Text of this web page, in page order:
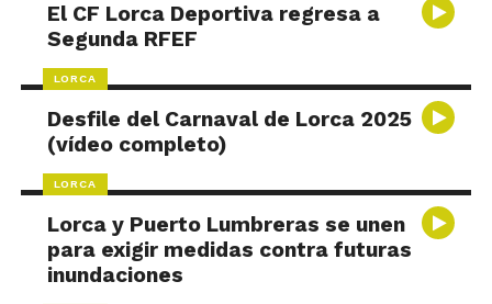
El CF Lorca Deportiva regresa a
Segunda RFEF
LORCA
Desfile del Carnaval de Lorca 2025
(vídeo completo)
LORCA
Lorca y Puerto Lumbreras se unen
para exigir medidas contra futuras
inundaciones